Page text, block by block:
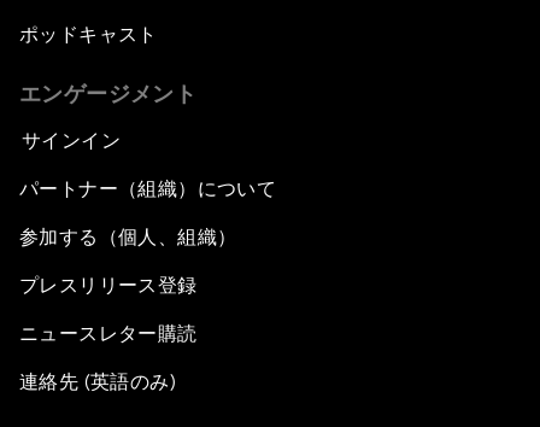
ポッドキャスト
エンゲージメント
サインイン
パートナー（組織）について
参加する（個人、組織）
プレスリリース登録
ニュースレター購読
連絡先 (英語のみ)